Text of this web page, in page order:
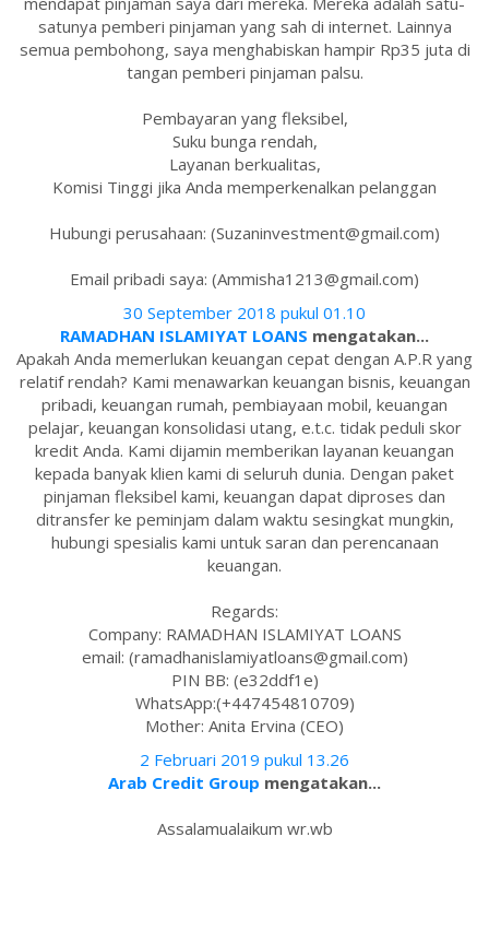
satunya pemberi pinjaman yang sah di internet. Lainnya
semua pembohong, saya menghabiskan hampir Rp35 juta di
tangan pemberi pinjaman palsu.
Pembayaran yang fleksibel,
Suku bunga rendah,
Layanan berkualitas,
Komisi Tinggi jika Anda memperkenalkan pelanggan
Hubungi perusahaan: (Suzaninvestment@gmail.com)
Email pribadi saya: (Ammisha1213@gmail.com)
30 September 2018 pukul 01.10
RAMADHAN ISLAMIYAT LOANS mengatakan...
Apakah Anda memerlukan keuangan cepat dengan A.P.R yang
relatif rendah? Kami menawarkan keuangan bisnis, keuangan
pribadi, keuangan rumah, pembiayaan mobil, keuangan
pelajar, keuangan konsolidasi utang, e.t.c. tidak peduli skor
kredit Anda. Kami dijamin memberikan layanan keuangan
kepada banyak klien kami di seluruh dunia. Dengan paket
pinjaman fleksibel kami, keuangan dapat diproses dan
ditransfer ke peminjam dalam waktu sesingkat mungkin,
hubungi spesialis kami untuk saran dan perencanaan
keuangan.
Regards:
Company: RAMADHAN ISLAMIYAT LOANS
email: (ramadhanislamiyatloans@gmail.com)
PIN BB: (e32ddf1e)
WhatsApp:(+447454810709)
Mother: Anita Ervina (CEO)
2 Februari 2019 pukul 13.26
Arab Credit Group mengatakan...
Assalamualaikum wr.wb